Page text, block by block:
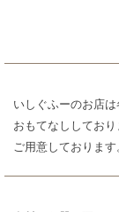
いしぐふーのお店
おもてなししてお
ご用意しております